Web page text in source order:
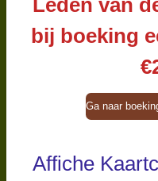
bij boeking
Ga naar
Affiche